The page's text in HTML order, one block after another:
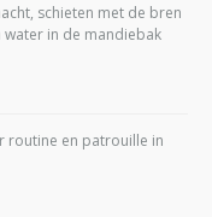
schieten met de bren
in de mandiebak
routine en patrouille in